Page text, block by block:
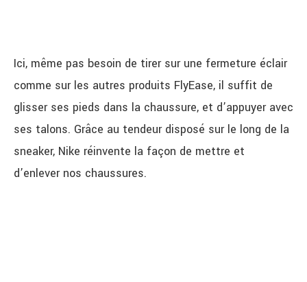
Ici, même pas besoin de tirer sur une fermeture éclair
comme sur les autres produits FlyEase, il suffit de
glisser ses pieds dans la chaussure, et d’appuyer avec
ses talons. Grâce au tendeur disposé sur le long de la
sneaker, Nike réinvente la façon de mettre et
d’enlever nos chaussures.